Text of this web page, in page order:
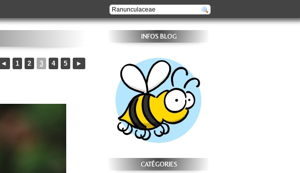
◄ 1 2 3 4 5 ►
INFOS BLOG
CATÉGORIES